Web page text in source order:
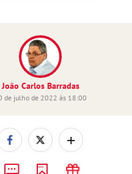
João Carlos Barradas
de julho de 2022 às 18:00
+